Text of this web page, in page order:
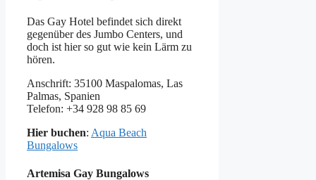
Das Gay Hotel befindet sich direkt
gegenüber des Jumbo Centers, und
doch ist hier so gut wie kein Lärm zu
hören.
Anschrift: 35100 Maspalomas, Las
Palmas, Spanien
Telefon: +34 928 98 85 69
Hier buchen: Aqua Beach
Bungalows
Artemisa Gay Bungalows